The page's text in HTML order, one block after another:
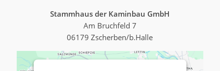
Stammhaus der Kaminbau GmbH
Am Bruchfeld 7
06179 Zscherben/b.Halle